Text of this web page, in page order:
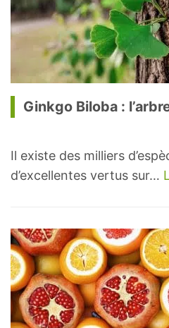
Ginkgo Biloba :
Il existe des milliers
d’excellentes vertus sur…